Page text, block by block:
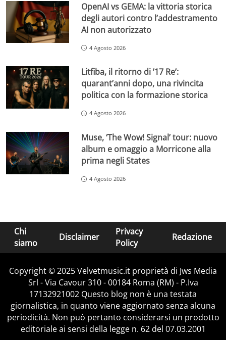
OpenAI vs GEMA: la vittoria storica
degli autori contro l’addestramento
AI non autorizzato
4 Agosto 2026
Litfiba, il ritorno di ’17 Re’:
quarant’anni dopo, una rivincita
politica con la formazione storica
4 Agosto 2026
Muse, ‘The Wow! Signal’ tour: nuovo
album e omaggio a Morricone alla
prima negli States
4 Agosto 2026
Chi
siamo
Disclaimer
Privacy
Policy
Redazione
Copyright © 2025 Velvetmusic.it proprietà di Jws Media
Srl - Via Cavour 310 - 00184 Roma (RM) - P.Iva
17132921002 Questo blog non è una testata
giornalistica, in quanto viene aggiornato senza alcuna
periodicità. Non può pertanto considerarsi un prodotto
editoriale ai sensi della legge n. 62 del 07.03.2001